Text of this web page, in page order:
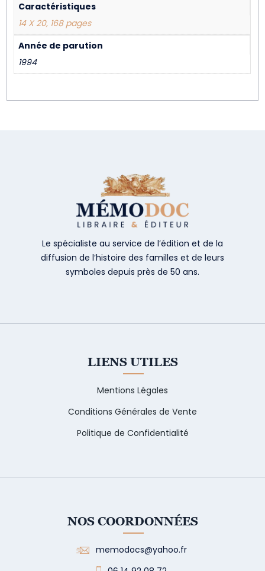
Caractéristiques
14 X 20, 168 pages
Année de parution
1994
Le spécialiste au service de l’édition et de la
diffusion de l’histoire des familles et de leurs
symboles depuis près de 50 ans.
LIENS UTILES
Mentions Légales
Conditions Générales de Vente
Politique de Confidentialité
NOS COORDONNÉES
memodocs@yahoo.fr